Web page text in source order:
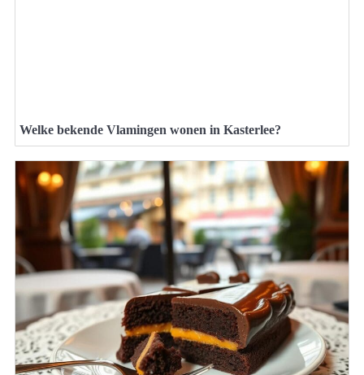
Welke bekende Vlamingen wonen in Kasterlee?